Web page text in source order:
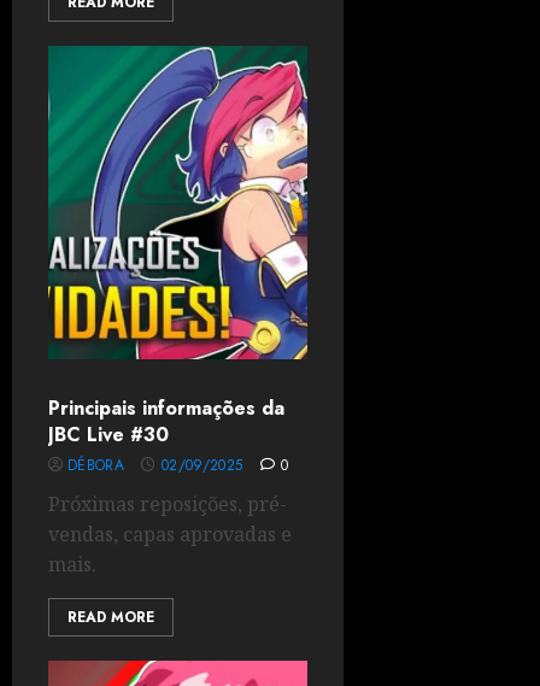
Principais informações da
JBC Live #30
DÉBORA 02/09/2025 0
Próximas reposições, pré-
vendas, capas aprovadas e
mais.
READ MORE